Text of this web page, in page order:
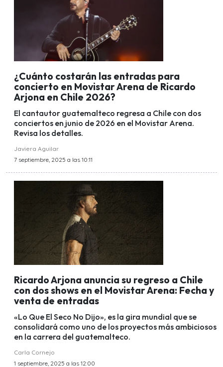
¿Cuánto costarán las entradas para
concierto en Movistar Arena de Ricardo
Arjona en Chile 2026?
El cantautor guatemalteco regresa a Chile con dos
conciertos en junio de 2026 en el Movistar Arena.
Revisa los detalles.
Javiera Aguilar
7 septiembre, 2025 a las 10:11
Ricardo Arjona anuncia su regreso a Chile
con dos shows en el Movistar Arena: Fecha y
venta de entradas
«Lo Que El Seco No Dijo», es la gira mundial que se
consolidará como uno de los proyectos más ambiciosos
en la carrera del guatemalteco.
Carla Cornejo
1 septiembre, 2025 a las 12:00